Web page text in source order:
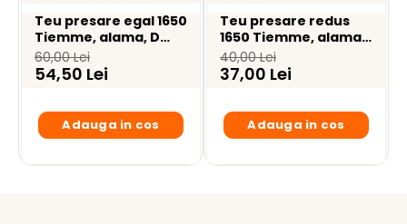
Teu presare egal 1650
Tiemme, alama, D
26.3 mm
60,00 Lei
54,50 Lei
Adauga in cos
Teu presare redus
1650 Tiemme, alama,
D 20.2 x 20.2 x 20.2
mm
40,00 Lei
37,00 Lei
Adauga in cos